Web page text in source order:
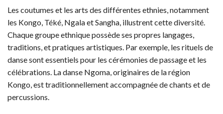
Les coutumes et les arts des différentes ethnies, notamment
les Kongo, Téké, Ngala et Sangha, illustrent cette diversité.
Chaque groupe ethnique possède ses propres langages,
traditions, et pratiques artistiques. Par exemple, les rituels de
danse sont essentiels pour les cérémonies de passage et les
célébrations. La danse Ngoma, originaires de la région
Kongo, est traditionnellement accompagnée de chants et de
percussions.